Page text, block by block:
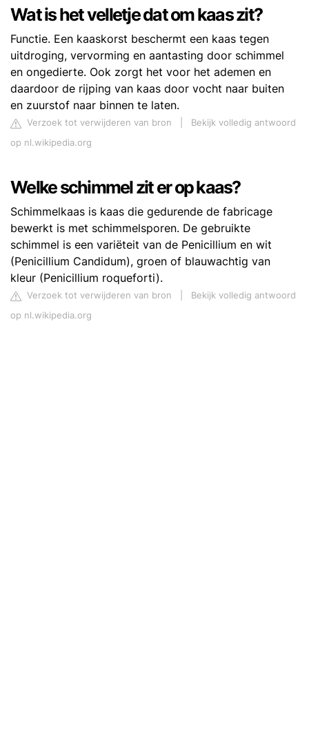
Wat is het velletje dat om kaas zit?
Functie. Een kaaskorst beschermt een kaas tegen
uitdroging, vervorming en aantasting door schimmel
en ongedierte. Ook zorgt het voor het ademen en
daardoor de rijping van kaas door vocht naar buiten
en zuurstof naar binnen te laten.
Verzoek tot verwijderen van bron
Bekijk volledig antwoord
op nl.wikipedia.org
Welke schimmel zit er op kaas?
Schimmelkaas is kaas die gedurende de fabricage
bewerkt is met schimmelsporen. De gebruikte
schimmel is een variëteit van de Penicillium en wit
(Penicillium Candidum), groen of blauwachtig van
kleur (Penicillium roqueforti).
Verzoek tot verwijderen van bron
Bekijk volledig antwoord
op nl.wikipedia.org